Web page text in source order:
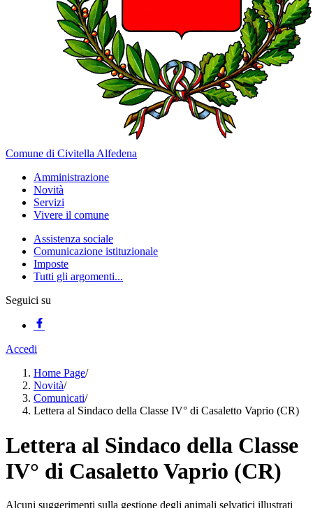
Comune di Civitella Alfedena
Amministrazione
Novità
Servizi
Vivere il comune
Assistenza sociale
Comunicazione istituzionale
Imposte
Tutti gli argomenti...
Seguici su
Accedi
Home Page/
Novità/
Comunicati/
Lettera al Sindaco della Classe IV° di Casaletto Vaprio (CR)
Lettera al Sindaco della Classe
IV° di Casaletto Vaprio (CR)
Alcuni suggerimenti sulla gestione degli animali selvatici illustrati